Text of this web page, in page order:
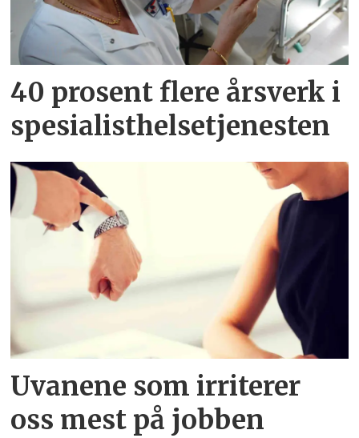
40 prosent flere årsverk i
spesialisthelsetjenesten
Uvanene som irriterer
oss mest på jobben